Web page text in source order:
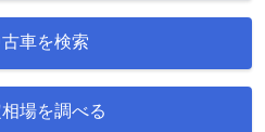
車を検索
場を調べる